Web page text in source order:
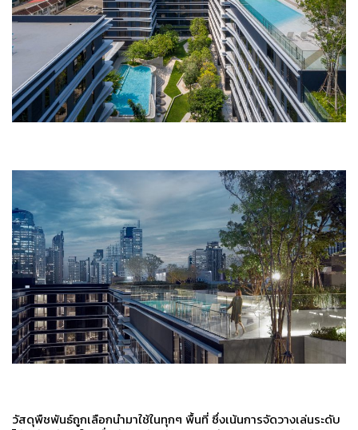
วัสดุพืชพันธ์ถูกเลือกนำมาใช้ในทุกๆ พื้นที่ ซึ่งเน้นการจัดวางเล่นระดับ